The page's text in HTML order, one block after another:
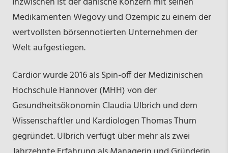
Medikamenten Wegovy und Ozempic zu einem der
wertvollsten börsennotierten Unternehmen der
Welt aufgestiegen.
Cardior wurde 2016 als Spin-off der Medizinischen
Hochschule Hannover (MHH) von der
Gesundheitsökonomin Claudia Ulbrich und dem
Wissenschaftler und Kardiologen Thomas Thum
gegründet. Ulbrich verfügt über mehr als zwei